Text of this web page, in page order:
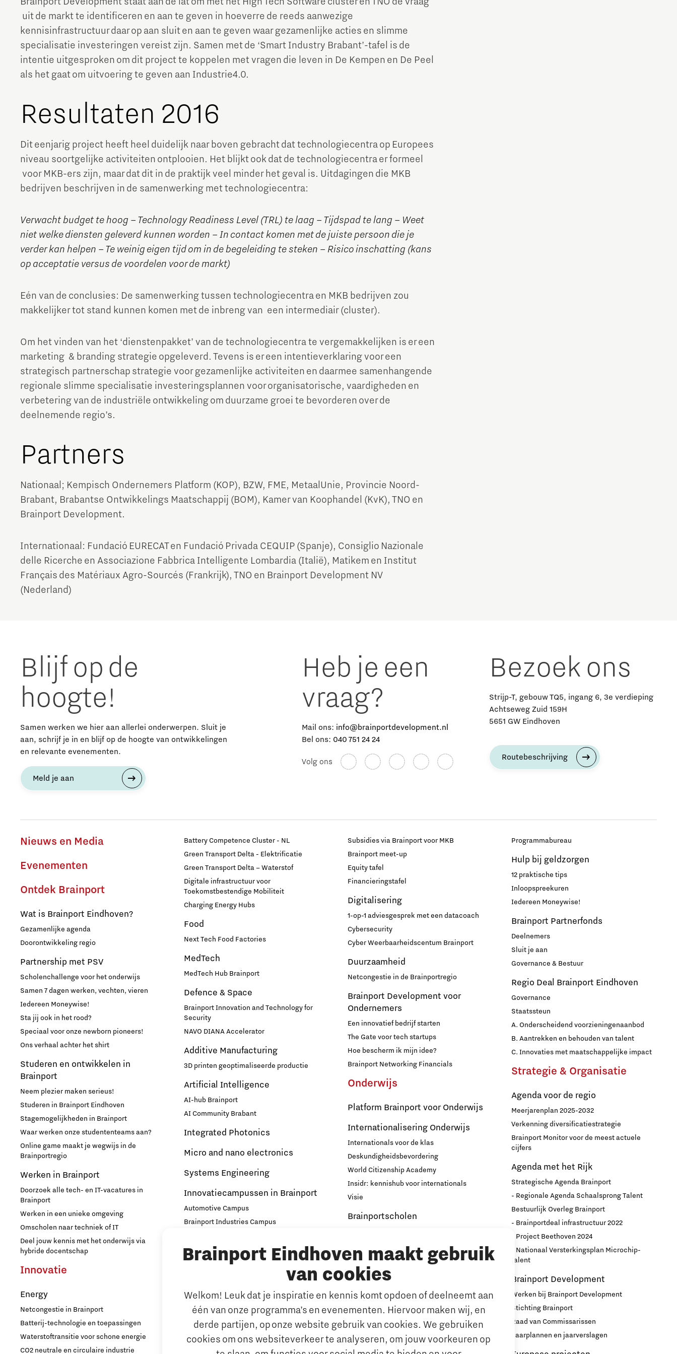
Brainport Eindhoven maakt gebruik
van cookies
Welkom! Leuk dat je inspiratie en kennis komt opdoen of deelneemt aan
één van onze programma’s en evenementen. Hiervoor maken wij, en
derde partijen, op onze website gebruik van cookies. We gebruiken
cookies om ons websiteverkeer te analyseren, om jouw voorkeuren op
Integrated Photonics
The Gate voor tech startups
Brainport Networking Financials
uit de markt te identificeren en aan te geven in hoeverre de reeds aanwezige
kennisinfrastructuur daar op aan sluit en aan te geven waar gezamenlijke acties en slimme
specialisatie investeringen vereist zijn. Samen met de ‘Smart Industry Brabant’-tafel is de
intentie uitgesproken om dit project te koppelen met vragen die leven in De Kempen en De Peel
als het gaat om uitvoering te geven aan Industrie4.0.
Resultaten 2016
Dit eenjarig project heeft heel duidelijk naar boven gebracht dat technologiecentra op Europees
niveau soortgelijke activiteiten ontplooien. Het blijkt ook dat de technologiecentra er formeel
voor MKB-ers zijn, maar dat dit in de praktijk veel minder het geval is. Uitdagingen die MKB
bedrijven beschrijven in de samenwerking met technologiecentra:
Verwacht budget te hoog – Technology Readiness Level (TRL) te laag – Tijdspad te lang – Weet
niet welke diensten geleverd kunnen worden – In contact komen met de juiste persoon die je
verder kan helpen – Te weinig eigen tijd om in de begeleiding te steken – Risico inschatting (kans
op acceptatie versus de voordelen voor de markt)
Eén van de conclusies: De samenwerking tussen technologiecentra en MKB bedrijven zou
makkelijker tot stand kunnen komen met de inbreng van een intermediair (cluster).
Om het vinden van het ‘dienstenpakket’ van de technologiecentra te vergemakkelijken is er een
marketing & branding strategie opgeleverd. Tevens is er een intentieverklaring voor een
strategisch partnerschap strategie voor gezamenlijke activiteiten en daarmee samenhangende
regionale slimme specialisatie investeringsplannen voor organisatorische, vaardigheden en
verbetering van de industriële ontwikkeling om duurzame groei te bevorderen over de
deelnemende regio’s.
Partners
Nationaal; Kempisch Ondernemers Platform (KOP), BZW, FME, MetaalUnie, Provincie Noord-
Brabant, Brabantse Ontwikkelings Maatschappij (BOM), Kamer van Koophandel (KvK), TNO en
Brainport Development.
Internationaal: Fundació EURECAT en Fundació Privada CEQUIP (Spanje), Consiglio Nazionale
delle Ricerche en Associazione Fabbrica Intelligente Lombardia (Italië), Matikem en Institut
Français des Matériaux Agro-Sourcés (Frankrijk), TNO en Brainport Development NV
(Nederland)
Blijf op de
hoogte!
Samen werken we hier aan allerlei onderwerpen. Sluit je
aan, schrijf je in en blijf op de hoogte van ontwikkelingen
en relevante evenementen.
Meld je aan
Heb je een
vraag?
Mail ons: info@brainportdevelopment.nl
Bel ons: 040 751 24 24
Volg ons
Bezoek ons
Strijp-T, gebouw TQ5, ingang 6, 3e verdieping
Achtseweg Zuid 159H
5651 GW Eindhoven
Routebeschrijving
Nieuws en Media
Evenementen
Ontdek Brainport
Wat is Brainport Eindhoven?
Gezamenlijke agenda
Doorontwikkeling regio
Partnership met PSV
Scholenchallenge voor het onderwijs
Samen 7 dagen werken, vechten, vieren
Iedereen Moneywise!
Sta jij ook in het rood?
Speciaal voor onze newborn pioneers!
Ons verhaal achter het shirt
Studeren en ontwikkelen in
Brainport
Neem plezier maken serieus!
Studeren in Brainport Eindhoven
Stagemogelijkheden in Brainport
Waar werken onze studententeams aan?
Online game maakt je wegwijs in de
Brainportregio
Werken in Brainport
Doorzoek alle tech- en IT-vacatures in
Brainport
Werken in een unieke omgeving
Omscholen naar techniek of IT
Deel jouw kennis met het onderwijs via
hybride docentschap
Innovatie
Energy
Netcongestie in Brainport
Batterij-technologie en toepassingen
Waterstoftransitie voor schone energie
CO2 neutrale en circulaire industrie
Battery Competence Cluster - NL
Green Transport Delta - Elektrificatie
Green Transport Delta – Waterstof
Digitale infrastructuur voor
Toekomstbestendige Mobiliteit
Charging Energy Hubs
Food
Next Tech Food Factories
MedTech
MedTech Hub Brainport
Defence & Space
Brainport Innovation and Technology for
Security
NAVO DIANA Accelerator
Additive Manufacturing
3D printen geoptimaliseerde productie
Artificial Intelligence
AI-hub Brainport
AI Community Brabant
Integrated Photonics
Micro and nano electronics
Systems Engineering
Innovatiecampussen in Brainport
Automotive Campus
Brainport Industries Campus
Strijp District
TU/e Campus
Arbeidsmarkt
Aantrekken en behouden van talent
Internationaal talent aantrekken en
behouden
Subsidies via Brainport voor MKB
Brainport meet-up
Equity tafel
Financieringstafel
Digitalisering
1-op-1 adviesgesprek met een datacoach
Cybersecurity
Cyber Weerbaarheidscentum Brainport
Duurzaamheid
Netcongestie in de Brainportregio
Brainport Development voor
Ondernemers
Een innovatief bedrijf starten
The Gate voor tech startups
Hoe bescherm ik mijn idee?
Brainport Networking Financials
Onderwijs
Platform Brainport voor Onderwijs
Internationalisering Onderwijs
Internationals voor de klas
Deskundigheidsbevordering
World Citizenship Academy
Insidr: kennishub voor internationals
Visie
Brainportscholen
Publicaties Brainport voor
Onderwijs
Whitepapers & Onderzoeken
Nieuwsbrief
Insidr wijst ‘internationale’ ouders
de weg in onderwijsland
Programmabureau
Hulp bij geldzorgen
12 praktische tips
Inloopspreekuren
Iedereen Moneywise!
Brainport Partnerfonds
Deelnemers
Sluit je aan
Governance & Bestuur
Regio Deal Brainport Eindhoven
Governance
Staatssteun
A. Onderscheidend voorzieningenaanbod
B. Aantrekken en behouden van talent
C. Innovaties met maatschappelijke impact
Strategie & Organisatie
Agenda voor de regio
Meerjarenplan 2025-2032
Verkenning diversificatiestrategie
Brainport Monitor voor de meest actuele
cijfers
Agenda met het Rijk
Strategische Agenda Brainport
- Regionale Agenda Schaalsprong Talent
Bestuurlijk Overleg Brainport
- Brainportdeal infrastructuur 2022
- Project Beethoven 2024
- Nationaal Versterkingsplan Microchip-
talent
Brainport Development
Werken bij Brainport Development
Stichting Brainport
Raad van Commissarissen
Jaarplannen en jaarverslagen